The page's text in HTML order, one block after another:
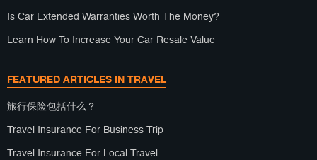
Is Car Extended Warranties Worth The Money?
Learn How To Increase Your Car Resale Value
FEATURED ARTICLES IN TRAVEL
旅行保险包括什么？
Travel Insurance For Business Trip
Travel Insurance For Local Travel